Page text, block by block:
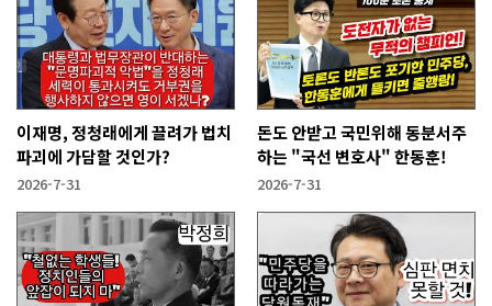
이재명, 정청래에게 끌려가 법치
파괴에 가담할 것인가?
2026-7-31
돈도 안받고 국민위해 동분서주
하는 "국선 변호사" 한동훈!
2026-7-31